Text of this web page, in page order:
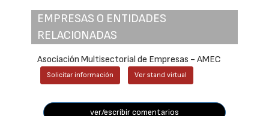
EMPRESAS O ENTIDADES
RELACIONADAS
Asociación Multisectorial de Empresas - AMEC
Solicitar información Ver stand virtual
ver/escribir comentarios